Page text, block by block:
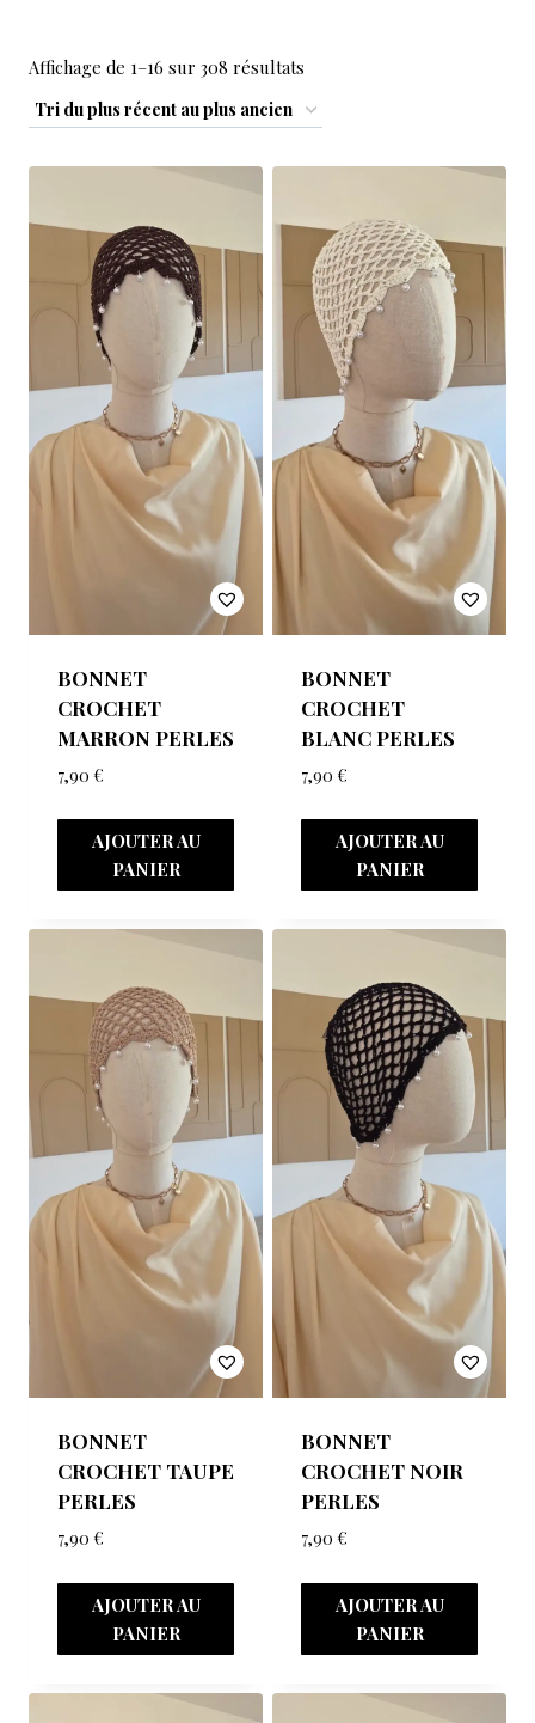
Affichage de 1–16 sur 308 résultats
BONNET
CROCHET
MARRON PERLES
7,90 €
AJOUTER AU
PANIER
BONNET
CROCHET
BLANC PERLES
7,90 €
AJOUTER AU
PANIER
BONNET
CROCHET TAUPE
PERLES
7,90 €
AJOUTER AU
PANIER
BONNET
CROCHET NOIR
PERLES
7,90 €
AJOUTER AU
PANIER